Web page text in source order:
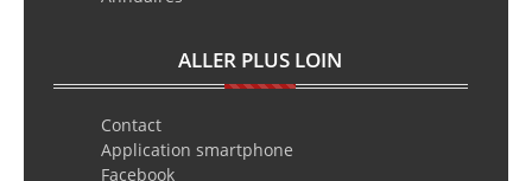
ALLER PLUS LOIN
Contact
Application smartphone
Facebook